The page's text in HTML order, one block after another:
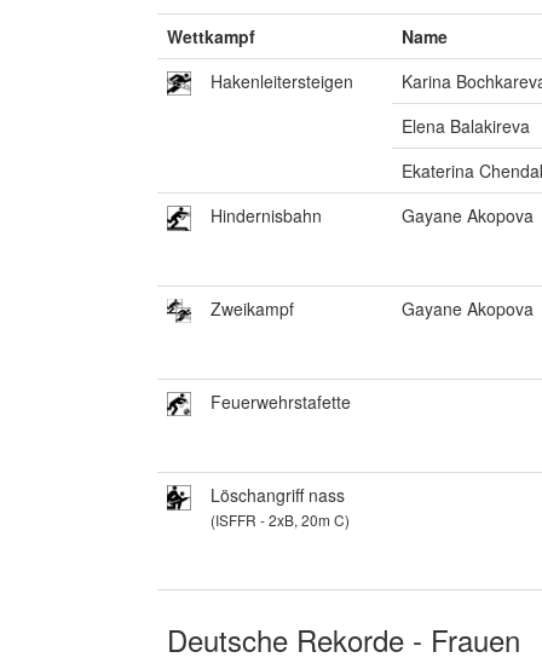
Wettkampf
Name
Hakenleitersteigen
Karina
Elena Balakireva
Ekaterina
Hindernisbahn
Gayane Akopova
Zweikampf Gayane Akopova
Feuerwehrstafette
Löschangriff nass
(ISFFR - 2xB, 20m C)
Deutsche Rekorde - Frauen